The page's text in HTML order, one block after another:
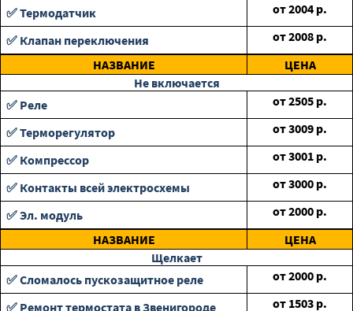
✅ Термодатчик
от2004 р.
✅ Клапан переключения
от2008 р.
НАЗВАНИЕ
ЦЕНА
Не включается
✅ Реле
от2505 р.
✅ Терморегулятор
от3009 р.
✅ Компрессор
от3001 р.
✅ Контакты всей электросхемы
от3000 р.
✅ Эл. модуль
от2000 р.
НАЗВАНИЕ
ЦЕНА
Щелкает
✅ Сломалось пускозащитное реле
от2000 р.
✅ Ремонт термостата в Звенигороде
от 1503 р.